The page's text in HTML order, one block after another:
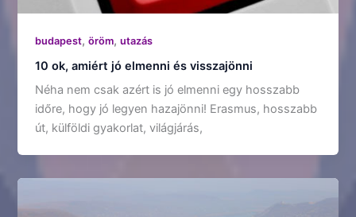
budapest,öröm,utazás
10 ok, amiért jó elmenni és visszajönni
Néha nem csak azért is jó elmenni egy hosszabb
időre, hogy jó legyen hazajönni! Erasmus, hosszabb
út, külföldi gyakorlat, világjárás,